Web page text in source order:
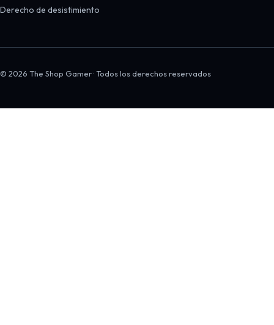
Derecho de desistimiento
© 2026 The Shop Gamer · Todos los derechos reservados